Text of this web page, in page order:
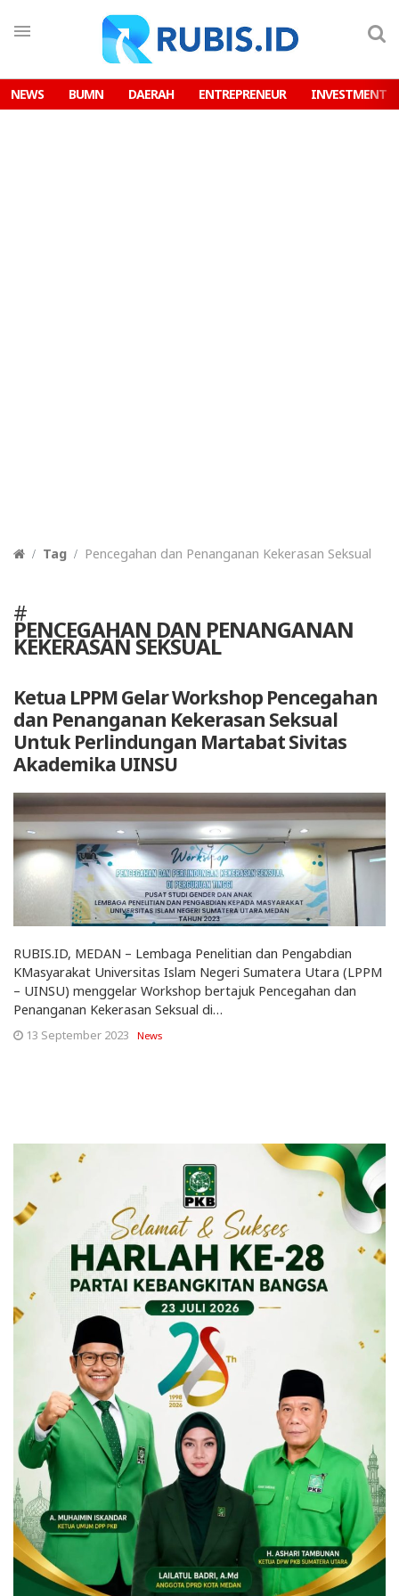
NEWS BUMN DAERAH ENTREPRENEUR INVESTMENT
Tag Pencegahan dan Penanganan Kekerasan Seksual
#
PENCEGAHAN DAN PENANGANAN
KEKERASAN SEKSUAL
Ketua LPPM Gelar Workshop Pencegahan
dan Penanganan Kekerasan Seksual
Untuk Perlindungan Martabat Sivitas
Akademika UINSU
RUBIS.ID, MEDAN – Lembaga Penelitian dan Pengabdian
KMasyarakat Universitas Islam Negeri Sumatera Utara (LPPM
– UINSU) menggelar Workshop bertajuk Pencegahan dan
Penanganan Kekerasan Seksual di…
13 September 2023 News